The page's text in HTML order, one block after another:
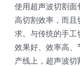
蛋糕切块机
蛋糕切片机
圆形奶酪切片
块状奶酪切片
三明治/披萨/寿司
披萨切割机
面团
关于我们
人才招聘
联系我们
使用超声波切割
高切割效率，而
求。与传统的手
效果好、效率高
产线上，超声波切